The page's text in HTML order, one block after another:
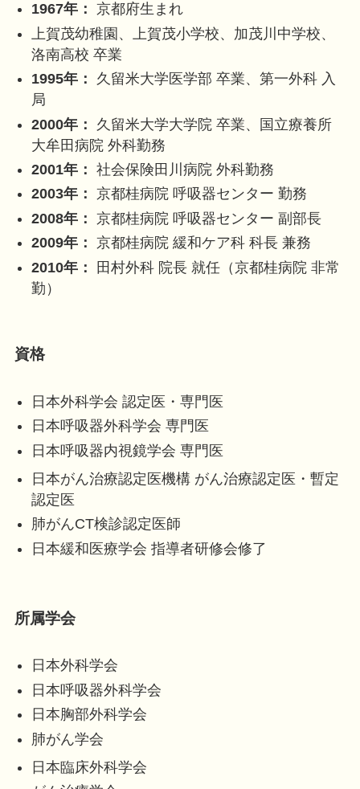
1967年： 京都府生まれ
上賀茂幼稚園、上賀茂小学校、加茂川中学校、
洛南高校 卒業
1995年：
久留米大学医学部 卒業、第一外科 入
局
2000年：
久留米大学大学院 卒業、国立療養所
大牟田病院 外科勤務
2001年： 社会保険田川病院 外科勤務
2003年： 京都桂病院 呼吸器センター 勤務
2008年： 京都桂病院 呼吸器センター 副部長
2009年： 京都桂病院 緩和ケア科 科長 兼務
2010年：
田村外科 院長 就任（京都桂病院 非常
勤）
資格
日本外科学会 認定医・専門医
日本呼吸器外科学会 専門医
日本呼吸器内視鏡学会 専門医
日本がん治療認定医機構 がん治療認定医・暫定
認定医
肺がんCT検診認定医師
日本緩和医療学会 指導者研修会修了
所属学会
日本外科学会
日本呼吸器外科学会
日本胸部外科学会
肺がん学会
日本臨床外科学会